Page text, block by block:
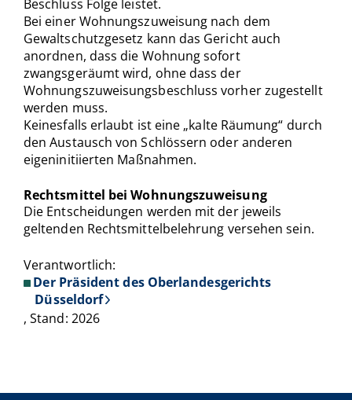
Beschluss Folge leistet.
Bei einer Wohnungszuweisung nach dem
Gewaltschutzgesetz kann das Gericht auch
anordnen, dass die Wohnung sofort
zwangsgeräumt wird, ohne dass der
Wohnungszuweisungsbeschluss vorher zugestellt
werden muss.
Keinesfalls erlaubt ist eine „kalte Räumung“ durch
den Austausch von Schlössern oder anderen
eigeninitiierten Maßnahmen.
Rechtsmittel bei Wohnungszuweisung
Die Entscheidungen werden mit der jeweils
geltenden Rechtsmittelbelehrung versehen sein.
Verantwortlich:
Der Präsident des Oberlandesgerichts
Düsseldorf
, Stand: 2026